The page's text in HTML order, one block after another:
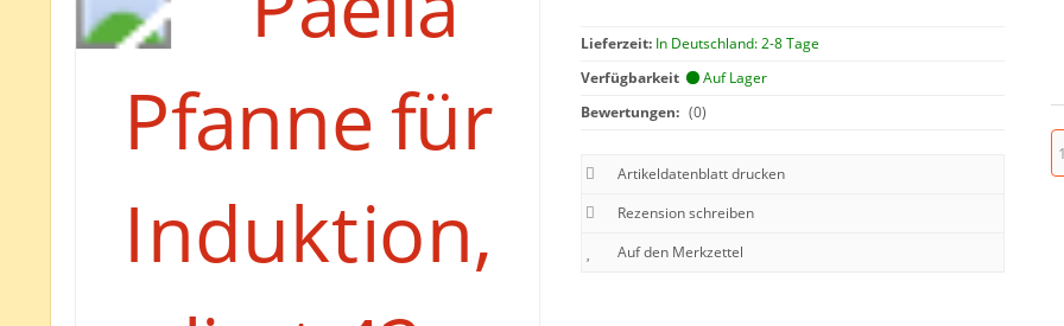
Lieferzeit: In Deutschland: 2-8 Tage
Verfügbarkeit
Auf Lager
Bewertungen: (0)
Artikeldatenblatt drucken
Rezension schreiben